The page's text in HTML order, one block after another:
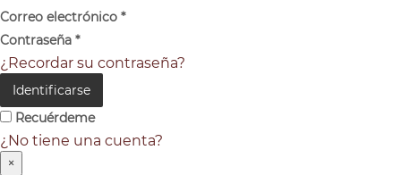
Correo electrónico *
Contraseña *
¿Recordar su contraseña?
Identificarse
Recuérdeme
¿No tiene una cuenta?
×